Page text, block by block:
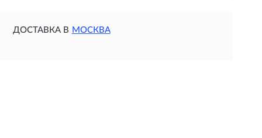
ДОСТАВКА В МОСКВА